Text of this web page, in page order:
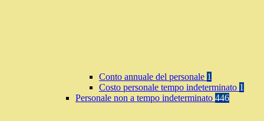
Conto annuale del personale 1
Costo personale tempo indeterminato 1
Personale non a tempo indeterminato 446